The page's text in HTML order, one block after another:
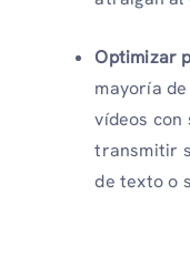
Optimizar
mayoría
vídeos con
transmitir
de texto o